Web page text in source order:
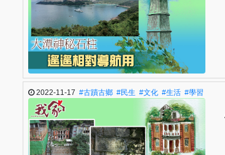
2022-11-17 #古蹟古鄉 #民生 #文化 #生活 #學習